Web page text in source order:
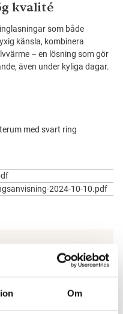
Om
kvalité
som både
känsla, kombinera
– en lösning som gör
även under kyliga dagar.
2024-10-10.pdf